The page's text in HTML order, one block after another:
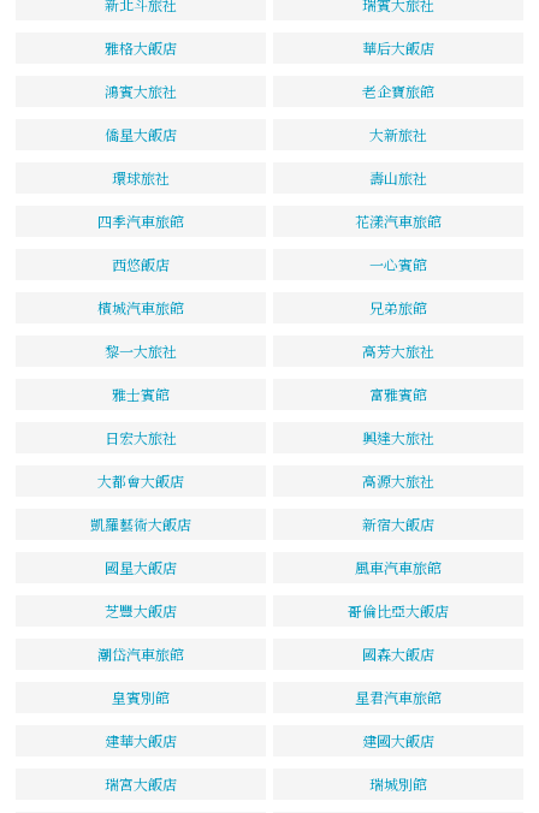
雅格大飯店 華后大飯店
鴻賓大旅社 老企寶旅館
僑星大飯店 大新旅社
環球旅社 壽山旅社
四季汽車旅館 花漾汽車旅館
西悠飯店 一心賓館
檳城汽車旅館 兄弟旅館
黎一大旅社 高芳大旅社
雅士賓館 富雅賓館
日宏大旅社 興達大旅社
大都會大飯店 高源大旅社
凱羅藝術大飯店 新宿大飯店
國星大飯店 風車汽車旅館
芝豐大飯店 哥倫比亞大飯店
潮岱汽車旅館 國森大飯店
皇賓別館 星君汽車旅館
建華大飯店 建國大飯店
瑞宮大飯店 瑞城別館